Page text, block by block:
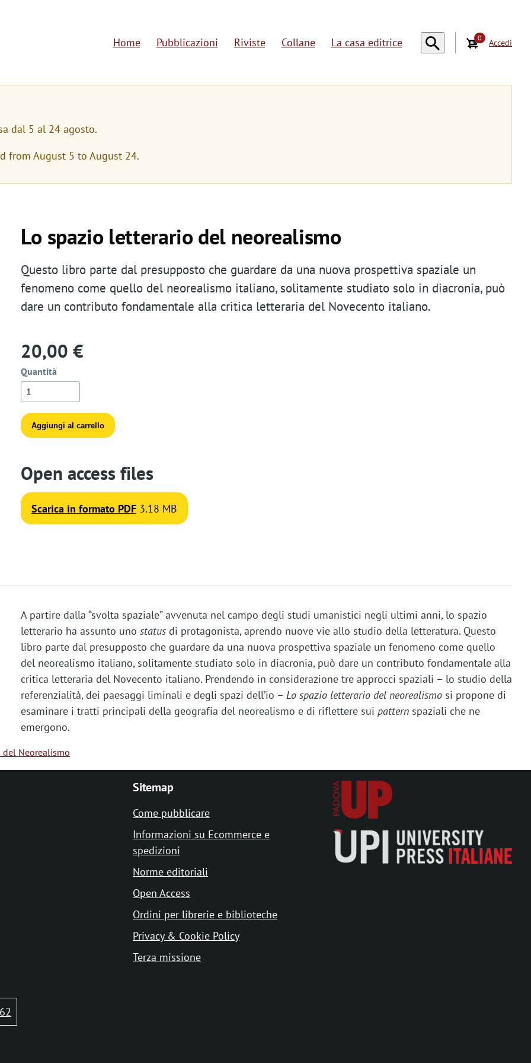
a
n
g
a
t
i
Home Pubblicazioni Riviste Collane La casa editrice 0
s
t
Accedi
dal 5 al 24 agosto.
from August 5 to August 24.
Lo spazio letterario del neorealismo
Questo libro parte dal presupposto che guardare da una nuova prospettiva spaziale un
fenomeno come quello del neorealismo italiano, solitamente studiato solo in diacronia, può
dare un contributo fondamentale alla critica letteraria del Novecento italiano.
20,00 €
Quantità
Open access files
Scarica in formato PDF 3.18 MB
A partire dalla “svolta spaziale” avvenuta nel campo degli studi umanistici negli ultimi anni, lo spazio
letterario ha assunto uno status di protagonista, aprendo nuove vie allo studio della letteratura. Questo
libro parte dal presupposto che guardare da una nuova prospettiva spaziale un fenomeno come quello
del neorealismo italiano, solitamente studiato solo in diacronia, può dare un contributo fondamentale alla
critica letteraria del Novecento italiano. Prendendo in considerazione tre approcci spaziali – lo studio della
referenzialità, dei paesaggi liminali e degli spazi dell’io – Lo spazio letterario del neorealismo si propone di
esaminare i tratti principali della geografia del neorealismo e di riflettere sui pattern spaziali che ne
emergono.
del Neorealismo
Sitemap
Come pubblicare
Informazioni su Ecommerce e
spedizioni
Norme editoriali
Open Access
Ordini per librerie e biblioteche
Privacy & Cookie Policy
Terza missione